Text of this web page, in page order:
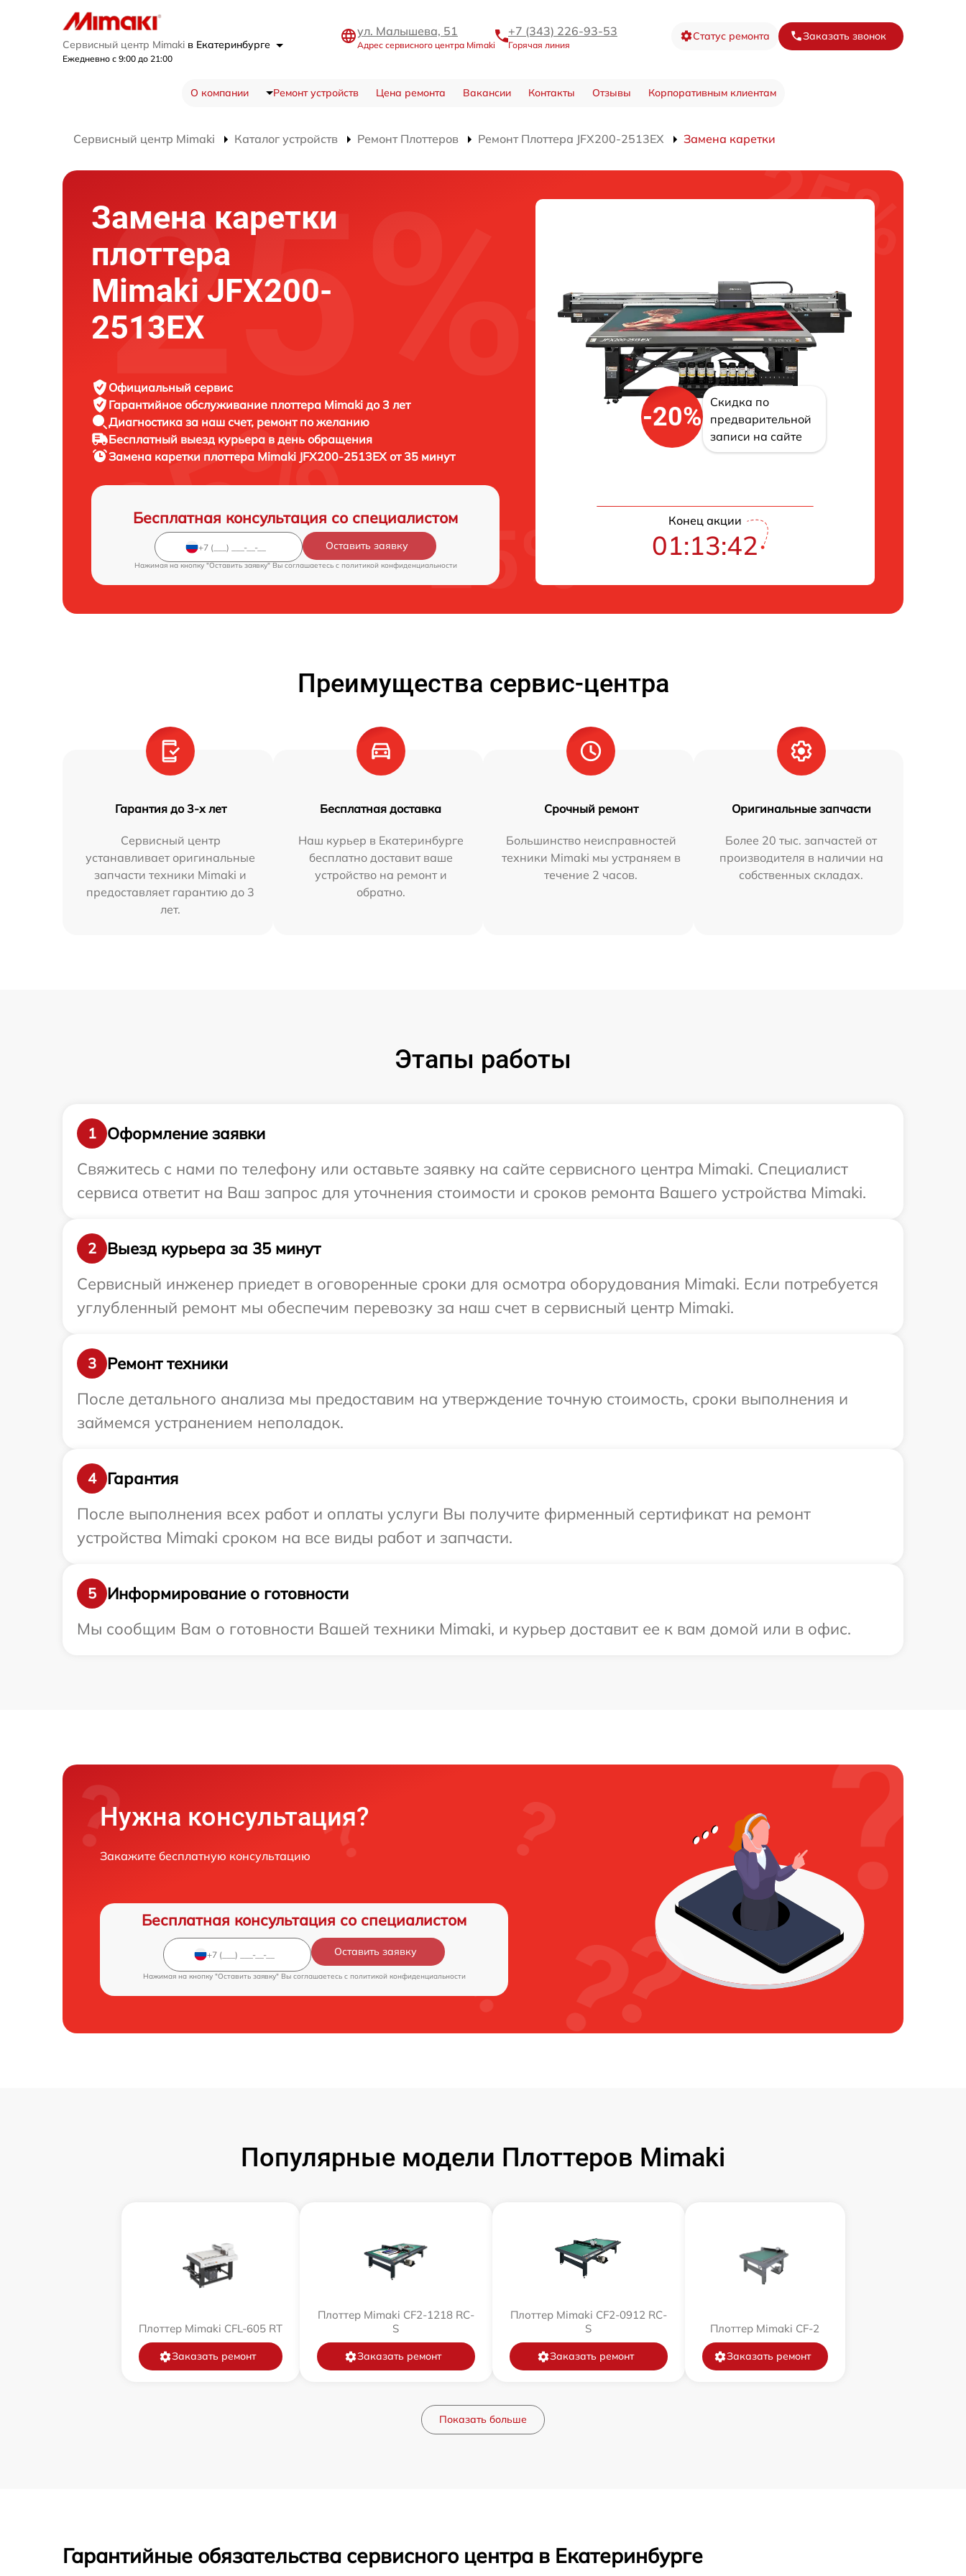
Сервисный центр Mimaki в Екатеринбурге
Ежедневно с 9:00 до 21:00
ул. Малышева, 51
Адрес сервисного центра Mimaki
+7 (343) 226-93-53
Горячая линия
Статус ремонта Заказать звонок
О компании Ремонт устройств Цена ремонта Вакансии Контакты Отзывы Корпоративным клиентам
Сервисный центр Mimaki Каталог устройств Ремонт Плоттеров Ремонт Плоттера JFX200-2513EX Замена каретки
Замена каретки
плоттера
Mimaki JFX200-
2513EX
Официальный сервис
Гарантийное обслуживание плоттера Mimaki до 3 лет
Диагностика за наш счет, ремонт по желанию
Бесплатный выезд курьера в день обращения
Замена каретки плоттера Mimaki JFX200-2513EX от 35 минут
Бесплатная консультация со специалистом
Оставить заявку
Нажимая на кнопку "Оставить заявку" Вы соглашаетесь c политикой конфиденциальности
-20%
Скидка по
предварительной
записи на сайте
Конец акции
01:13:42
Преимущества сервис-центра
Гарантия до 3-х лет
Сервисный центр
устанавливает оригинальные
запчасти техники Mimaki и
предоставляет гарантию до 3
лет.
Бесплатная доставка
Наш курьер в Екатеринбурге
бесплатно доставит ваше
устройство на ремонт и
обратно.
Срочный ремонт
Большинство неисправностей
техники Mimaki мы устраняем в
течение 2 часов.
Оригинальные запчасти
Более 20 тыс. запчастей от
производителя в наличии на
собственных складах.
Этапы работы
1
Оформление заявки
Свяжитесь с нами по телефону или оставьте заявку на сайте сервисного центра Mimaki. Специалист
сервиса ответит на Ваш запрос для уточнения стоимости и сроков ремонта Вашего устройства Mimaki.
2
Выезд курьера за 35 минут
Сервисный инженер приедет в оговоренные сроки для осмотра оборудования Mimaki. Если потребуется
углубленный ремонт мы обеспечим перевозку за наш счет в сервисный центр Mimaki.
3
Ремонт техники
После детального анализа мы предоставим на утверждение точную стоимость, сроки выполнения и
займемся устранением неполадок.
4
Гарантия
После выполнения всех работ и оплаты услуги Вы получите фирменный сертификат на ремонт
устройства Mimaki сроком на все виды работ и запчасти.
5
Информирование о готовности
Мы сообщим Вам о готовности Вашей техники Mimaki, и курьер доставит ее к вам домой или в офис.
Нужна консультация?
Закажите бесплатную консультацию
Бесплатная консультация со специалистом
Оставить заявку
Нажимая на кнопку "Оставить заявку" Вы соглашаетесь c политикой конфиденциальности
Популярные модели Плоттеров Mimaki
Плоттер Mimaki CFL-605 RT
Заказать ремонт
Плоттер Mimaki CF2-1218 RC-
S
Заказать ремонт
Плоттер Mimaki CF2-0912 RC-
S
Заказать ремонт
Плоттер Mimaki CF-2
Заказать ремонт
Показать больше
Гарантийные обязательства сервисного центра в Екатеринбурге